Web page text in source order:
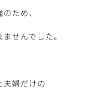
ため、
せんでした。
婦だけの